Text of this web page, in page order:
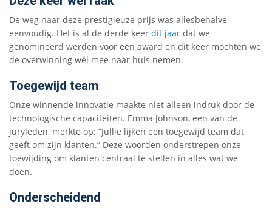
De weg naar deze prestigieuze prijs was allesbehalve
eenvoudig. Het is al de derde keer dit jaar dat we
genomineerd werden voor een award en dit keer mochten we
de overwinning wél mee naar huis nemen.
Toegewijd team
Onze winnende innovatie maakte niet alleen indruk door de
technologische capaciteiten. Emma Johnson, een van de
juryleden, merkte op: “Jullie lijken een toegewijd team dat
geeft om zijn klanten.” Deze woorden onderstrepen onze
toewijding om klanten centraal te stellen in alles wat we
doen.
Onderscheidend